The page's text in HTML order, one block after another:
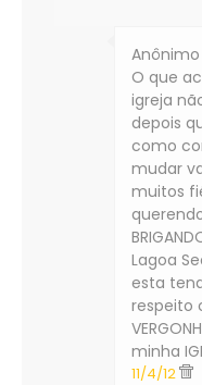
O que
igreja
depois
como
mudar
muitos
Lagoa
esta
respeito
minha
11/4/12